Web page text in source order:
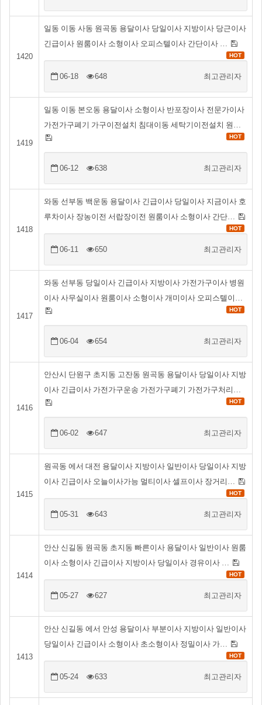
1420
일동 이동 사동 원곡동 용달이사 당일이사 지방이사 당근이사
긴급이사 원룸이사 소형이사 오피스텔이사 간단이사 …
HOT
06-18 648 최고관리자
1419
일동 이동 본오동 용달이사 소형이사 반포장이사 전문가이사
가전가구폐기 가구이전설치 침대이동 세탁기이전설치 원…
HOT
06-12 638 최고관리자
1418
와동 선부동 백운동 용달이사 긴급이사 당일이사 지금이사 호
루차이사 장농이전 서랍장이전 원룸이사 소형이사 간단…
HOT
06-11 650 최고관리자
1417
와동 선부동 당일이사 긴급이사 지방이사 가전가구이사 병원
이사 사무실이사 원룸이사 소형이사 개미이사 오피스텔이…
HOT
06-04 654 최고관리자
1416
안산시 단원구 초지동 고잔동 원곡동 용달이사 당일이사 지방
이사 긴급이사 가전가구운송 가전가구폐기 가전가구처리…
HOT
06-02 647 최고관리자
1415
원곡동 에서 대전 용달이사 지방이사 일반이사 당일이사 지방
이사 긴급이사 오늘이사가능 멀티이사 셀프이사 장거리…
HOT
05-31 643 최고관리자
1414
안산 신길동 원곡동 초지동 빠른이사 용달이사 일반이사 원룸
이사 소형이사 긴급이사 지방이사 당일이사 경유이사 …
HOT
05-27 627 최고관리자
1413
안산 신길동 에서 안성 용달이사 부분이사 지방이사 일반이사
당일이사 긴급이사 소형이사 초소형이사 정밀이사 가…
HOT
05-24 633 최고관리자